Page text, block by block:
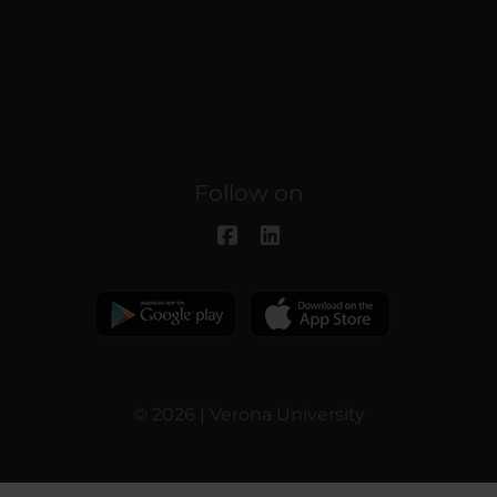
Follow on
© 2026 | Verona University